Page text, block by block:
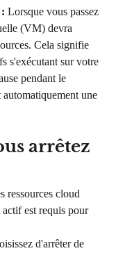
Lorsque vous passez
(VM) devra
Cela signifie
s'exécutant sur votre
pendant le
automatiquement une
arrêtez
ressources cloud
actif est requis pour
d'arrêter de